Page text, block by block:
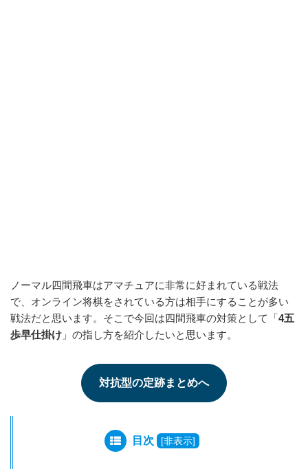
ノーマル四間飛車はアマチュアに非常に好まれている戦法
で、オンライン将棋をされている方は相手にすることが多い
戦法だと思います。そこで今回は四間飛車の対策として「4五
歩早仕掛け 」の指し方を紹介したいと思います。
対抗型の定跡まとめへ
目次 [非表示]